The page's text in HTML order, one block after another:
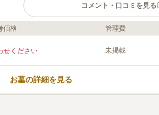
コメント・口コミを見る
口コミ評価
価格 管理費
せください 未掲載
お墓の詳細を見る